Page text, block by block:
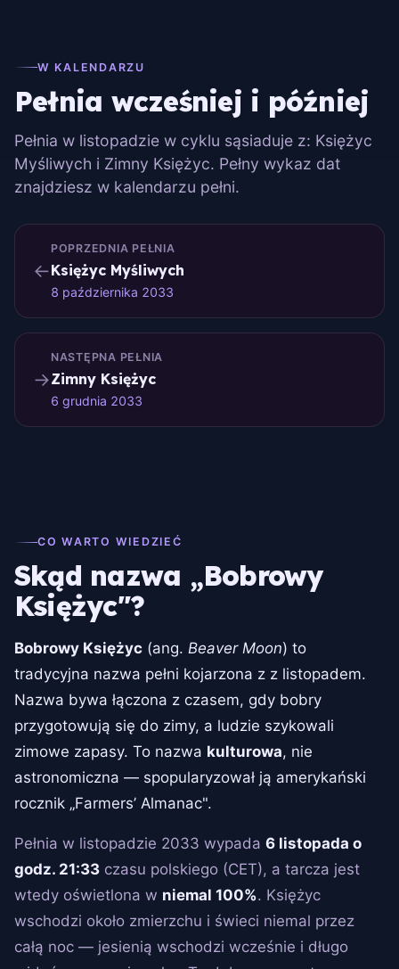
W KALENDARZU
Pełnia wcześniej i później
Pełnia w listopadzie w cyklu sąsiaduje z: Księżyc
Myśliwych i Zimny Księżyc. Pełny wykaz dat
znajdziesz w kalendarzu pełni.
←
POPRZEDNIA PEŁNIA
Księżyc Myśliwych
8 października 2033
→
NASTĘPNA PEŁNIA
Zimny Księżyc
6 grudnia 2033
CO WARTO WIEDZIEĆ
Skąd nazwa „Bobrowy
Księżyc"?
Bobrowy Księżyc (ang. Beaver Moon) to
tradycyjna nazwa pełni kojarzona z z listopadem.
Nazwa bywa łączona z czasem, gdy bobry
przygotowują się do zimy, a ludzie szykowali
zimowe zapasy. To nazwa kulturowa, nie
astronomiczna — spopularyzował ją amerykański
rocznik „Farmers’ Almanac".
Pełnia w listopadzie 2033 wypada 6 listopada o
godz. 21:33 czasu polskiego (CET), a tarcza jest
wtedy oświetlona w niemal 100%. Księżyc
wschodzi około zmierzchu i świeci niemal przez
całą noc — jesienią wschodzi wcześnie i długo